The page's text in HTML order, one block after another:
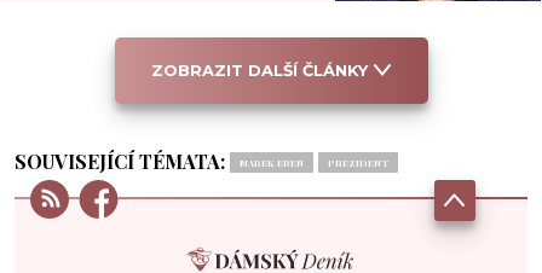
ZOBRAZIT DALŠÍ ČLÁNKY
SOUVISEJÍCÍ TÉMATA: MAREK EBEN PREZIDENT